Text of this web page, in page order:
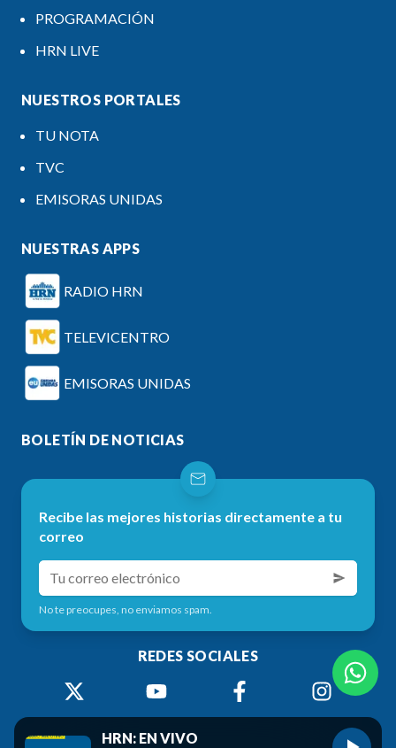
PROGRAMACIÓN
HRN LIVE
NUESTROS PORTALES
TU NOTA
TVC
EMISORAS UNIDAS
NUESTRAS APPS
RADIO HRN
TELEVICENTRO
EMISORAS UNIDAS
BOLETÍN DE NOTICIAS
Recibe las mejores historias directamente a tu
correo
No te preocupes, no enviamos spam.
REDES SOCIALES
HRN: EN VIVO